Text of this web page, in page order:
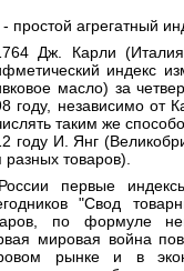
простой агрегатный
Дж. Карли
индекс
масло) за
году, независимо от
таким же
году И. Янг
разных товаров).
первые
"Свод
по формуле
мировая война
рынке и в